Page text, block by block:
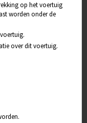
op het voertuig
worden onder de
over dit voertuig.